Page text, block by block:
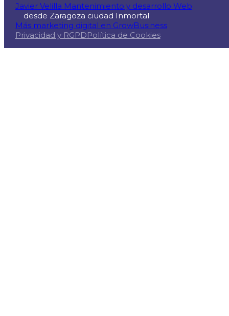
Javier Velilla Mantenimiento y desarrollo Web
desde Zaragoza ciudad Inmortal
Más marketing digital en GrowBusiness
Privacidad y RGPDPolítica de Cookies